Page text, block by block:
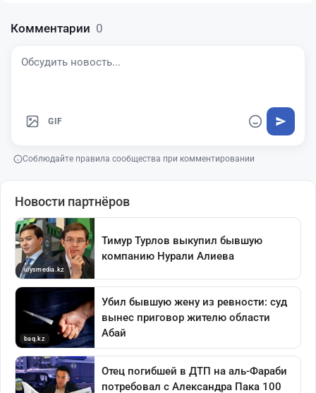
Комментарии 0
GIF
Соблюдайте правила сообщества при комментировании